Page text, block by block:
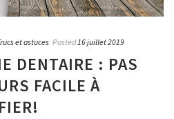
et astuces Posted16 juillet 2019
DENTAIRE : PAS
FACILE À